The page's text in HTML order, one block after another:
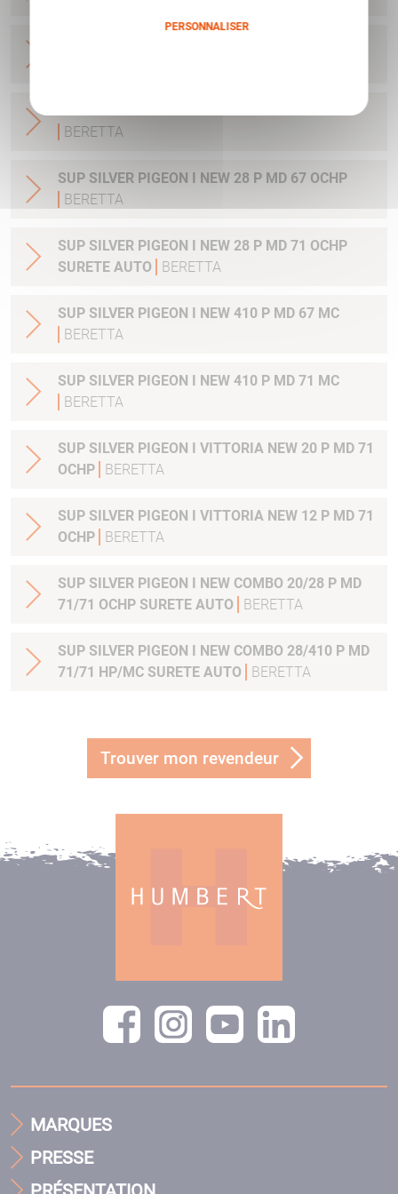
BERETTA
SUP SILVER PIGEON I NEW 28 P MD 67 OCHP
BERETTA
SUP SILVER PIGEON I NEW 28 P MD 71 OCHP
SURETE AUTO
BERETTA
SUP SILVER PIGEON I NEW 410 P MD 67 MC
BERETTA
SUP SILVER PIGEON I NEW 410 P MD 71 MC
BERETTA
SUP SILVER PIGEON I VITTORIA NEW 20 P MD 71
OCHP
BERETTA
SUP SILVER PIGEON I VITTORIA NEW 12 P MD 71
OCHP
BERETTA
SUP SILVER PIGEON I NEW COMBO 20/28 P MD
71/71 OCHP SURETE AUTO
BERETTA
SUP SILVER PIGEON I NEW COMBO 28/410 P MD
71/71 HP/MC SURETE AUTO
BERETTA
Trouver mon revendeur
MARQUES
PRESSE
PERSONNALISER